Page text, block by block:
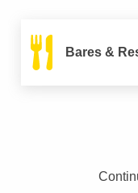
Bares &